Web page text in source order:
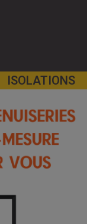
ISOLATIONS